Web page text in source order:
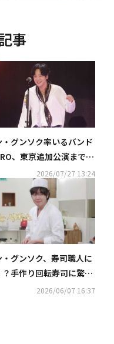
事
・グンソク率いるバンド
、東京追加公演まで完
HのZepp Haneda公
2026/07/27 13:24
・グンソク、寿司職人に
手作り回転寿司に驚き
2026/06/07 16:37